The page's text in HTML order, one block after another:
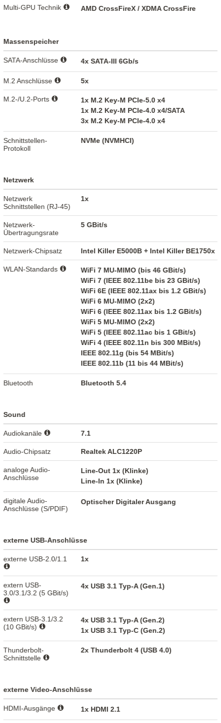
Multi-GPU Technik AMD CrossFireX / XDMA CrossFire
Massenspeicher
SATA-Anschlüsse 4x SATA-III 6Gb/s
M.2 Anschlüsse 5x
M.2-/U.2-Ports
1x M.2 Key-M PCIe-5.0 x4
1x M.2 Key-M PCIe-4.0 x4/SATA
3x M.2 Key-M PCIe-4.0 x4
Schnittstellen-
Protokoll
NVMe (NVMHCI)
Netzwerk
Netzwerk
Schnittstellen (RJ-45)
1x
Netzwerk-
Übertragungsrate
5 GBit/s
Netzwerk-Chipsatz Intel Killer E5000B + Intel Killer BE1750x
WLAN-Standards
WiFi 7 MU-MIMO (bis 46 GBit/s)
WiFi 7 (IEEE 802.11be bis 23 GBit/s)
WiFi 6E (IEEE 802.11ax bis 1.2 GBit/s)
WiFi 6 MU-MIMO (2x2)
WiFi 6 (IEEE 802.11ax bis 1.2 GBit/s)
WiFi 5 MU-MIMO (2x2)
WiFi 5 (IEEE 802.11ac bis 1 GBit/s)
WiFi 4 (IEEE 802.11n bis 300 MBit/s)
IEEE 802.11g (bis 54 MBit/s)
IEEE 802.11b (11 bis 44 MBit/s)
Bluetooth Bluetooth 5.4
Sound
Audiokanäle 7.1
Audio-Chipsatz Realtek ALC1220P
analoge Audio-
Anschlüsse
Line-Out 1x (Klinke)
Line-In 1x (Klinke)
digitale Audio-
Anschlüsse (S/PDIF)
Optischer Digitaler Ausgang
externe USB-Anschlüsse
externe USB-2.0/1.1 1x
extern USB-
3.0/3.1/3.2 (5 GBit/s)
4x USB 3.1 Typ-A (Gen.1)
extern USB-3.1/3.2
(10 GBit/s)
4x USB 3.1 Typ-A (Gen.2)
1x USB 3.1 Typ-C (Gen.2)
Thunderbolt-
Schnittstelle
2x Thunderbolt 4 (USB 4.0)
externe Video-Anschlüsse
HDMI-Ausgänge 1x HDMI 2.1